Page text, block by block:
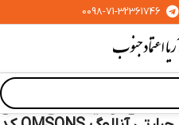
0098-71-32361746
های آزمایشگاهی»منتل